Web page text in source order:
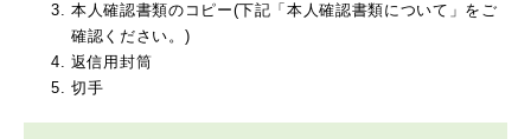
本人確認書類のコピー(下記「本人確認書類について」をご
確認ください。)
返信用封筒
切手